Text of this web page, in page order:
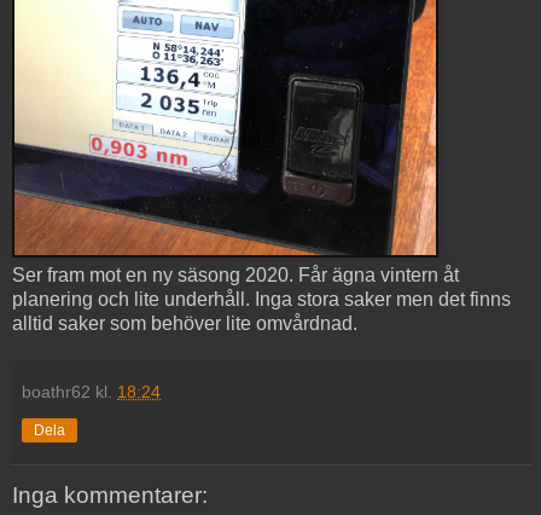
Ser fram mot en ny säsong 2020. Får ägna vintern åt
planering och lite underhåll. Inga stora saker men det finns
alltid saker som behöver lite omvårdnad.
boathr62 kl. 18:24
Dela
Inga kommentarer: